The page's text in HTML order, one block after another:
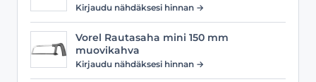
Kirjaudu nähdäksesi hinnan →
Vorel Rautasaha mini 150 mm
muovikahva
Kirjaudu nähdäksesi hinnan →